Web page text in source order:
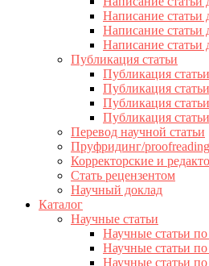
Написание статьи
Написание
Написание статьи
Публикация статьи
Публикация
Публикация
Публикация
Публикация
Перевод научной статьи
Пруфридинг/proofreading
Корректорские и
Стать рецензентом
Научный доклад
Каталог
Научные статьи
Научные статьи
Научные статьи
Научные статьи по